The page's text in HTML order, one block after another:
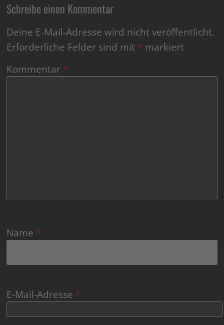
Schreibe einen Kommentar
Deine E-Mail-Adresse wird nicht veröffentlicht.
Erforderliche Felder sind mit * markiert
Kommentar *
Name *
E-Mail-Adresse *